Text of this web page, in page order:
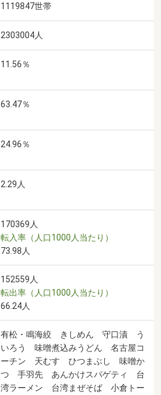
1119847世帯
2303004人
11.56％
63.47％
24.96％
2.29人
170369人
転入率（人口1000人当たり）
73.98人
152559人
転出率（人口1000人当たり）
66.24人
有松・鳴海絞 きしめん 守口漬 う
いろう 味噌煮込みうどん 名古屋コ
ーチン 天むす ひつまぶし 味噌か
つ 手羽先 あんかけスパゲティ 台
湾ラーメン 台湾まぜそば 小倉トー